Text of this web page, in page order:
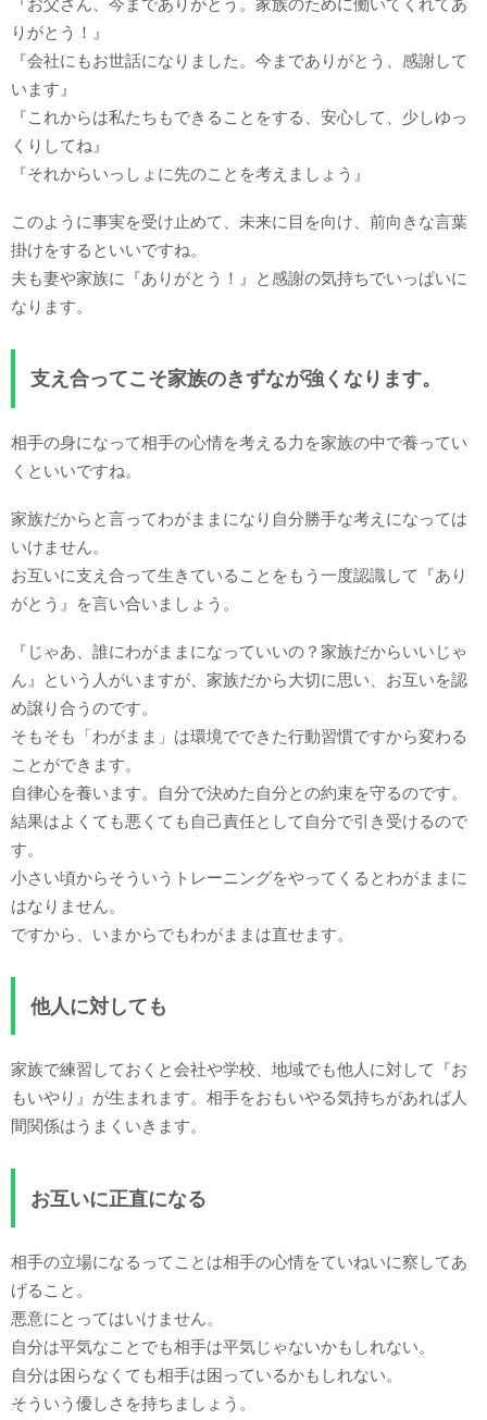
りがとう！』
『会社にもお世話になりました。今までありがとう、感謝して
います』
『これからは私たちもできることをする、安心して、少しゆっ
くりしてね』
『それからいっしょに先のことを考えましょう』
このように事実を受け止めて、未来に目を向け、前向きな言葉
掛けをするといいですね。
夫も妻や家族に『ありがとう！』と感謝の気持ちでいっぱいに
なります。
支え合ってこそ家族のきずなが強くなります。
相手の身になって相手の心情を考える力を家族の中で養ってい
くといいですね。
家族だからと言ってわがままになり自分勝手な考えになっては
いけません。
お互いに支え合って生きていることをもう一度認識して『あり
がとう』を言い合いましょう。
『じゃあ、誰にわがままになっていいの？家族だからいいじゃ
ん』という人がいますが、家族だから大切に思い、お互いを認
め譲り合うのです。
そもそも「わがまま」は環境でできた行動習慣ですから変わる
ことができます。
自律心を養います。自分で決めた自分との約束を守るのです。
結果はよくても悪くても自己責任として自分で引き受けるので
す。
小さい頃からそういうトレーニングをやってくるとわがままに
はなりません。
ですから、いまからでもわがままは直せます。
他人に対しても
家族で練習しておくと会社や学校、地域でも他人に対して『お
もいやり』が生まれます。相手をおもいやる気持ちがあれば人
間関係はうまくいきます。
お互いに正直になる
相手の立場になるってことは相手の心情をていねいに察してあ
げること。
悪意にとってはいけません。
自分は平気なことでも相手は平気じゃないかもしれない。
自分は困らなくても相手は困っているかもしれない。
そういう優しさを持ちましょう。